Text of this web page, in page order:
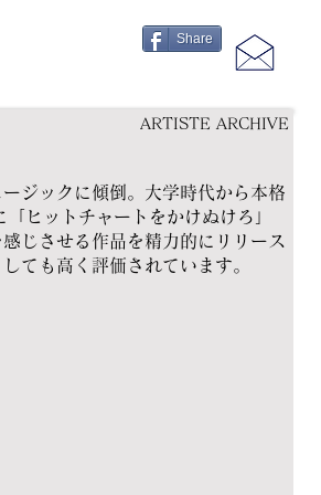
Share
ARTISTE ARCHIVE
ジックに傾倒。大学時代から本格
ヒットチャートをかけぬけろ」
じさせる作品を精力的にリリース
ても高く評価されています。